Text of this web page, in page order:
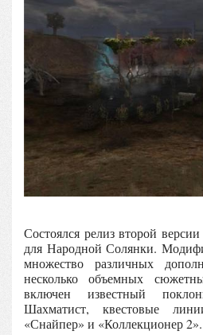
Состоялся релиз второй
для Народной Солянки.
множество различных
несколько объемных
включен известный
Шахматист, квестовые
«Снайпер» и «Коллекционер 2».